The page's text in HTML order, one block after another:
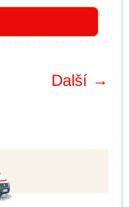
Další →